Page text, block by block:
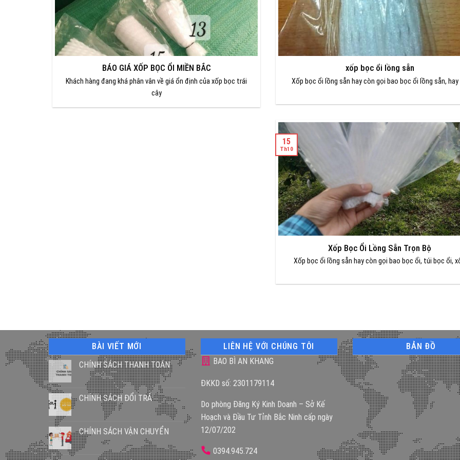
BÁO GIÁ XỐP BỌC ỔI MIỀN BẮC
Khách hàng đang khá phân vân về giá ổn định của xốp bọc trái
cây
xốp bọc ổi lồng sẵn
Xốp bọc ổi lồng sẵn hay còn gọi bao bọc ổi lồng sẵn,
Xốp Bọc Ổi Lồng Sẵn Trọn Bộ
Xốp bọc ổi lồng sẵn hay còn gọi bao bọc ổi, túi bọc ổi,
15
Th10
BÀI VIẾT MỚI
CHÍNH SÁCH THANH TOÁN
CHÍNH SÁCH ĐỔI TRẢ
CHÍNH SÁCH VẬN CHUYỂN
LIÊN HỆ VỚI CHÚNG TÔI
BAO BÌ AN KHANG
ĐKKD số: 2301179114
Do phòng Đăng Ký Kinh Doanh – Sở Kế
Hoạch và Đầu Tư Tỉnh Bắc Ninh cấp ngày
12/07/202
0394.945.724
BẢN ĐỒ